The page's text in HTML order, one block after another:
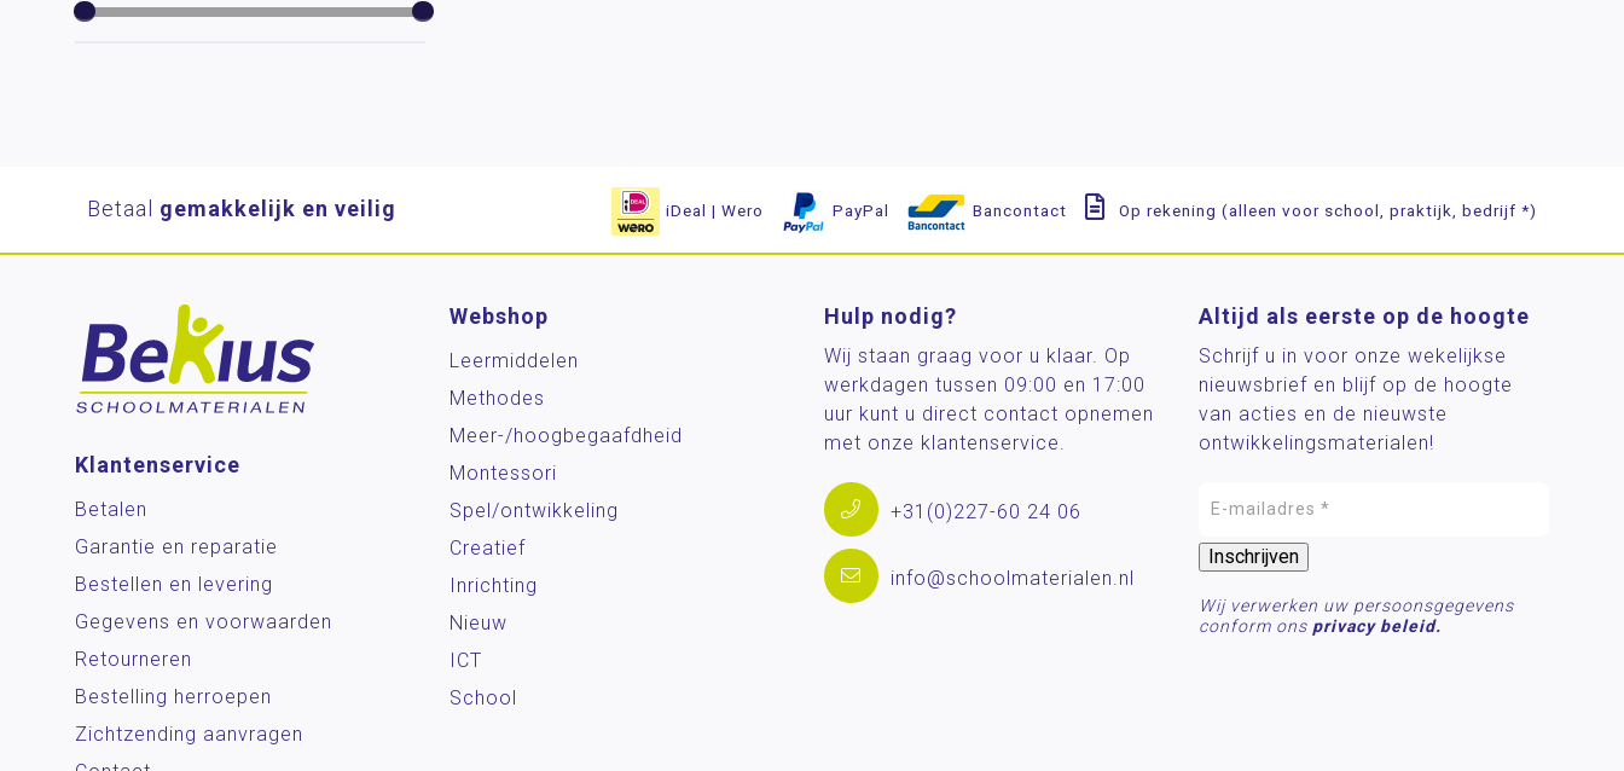
Betaal gemakkelijk en veilig iDeal | Wero PayPal Bancontact Op rekening (alleen voor school, praktijk, bedrijf *)
Klantenservice
Betalen
Garantie en reparatie
Bestellen en levering
Gegevens en voorwaarden
Retourneren
Bestelling herroepen
Zichtzending aanvragen
Webshop
Leermiddelen
Methodes
Meer-/hoog­begaafdheid
Montessori
Spel/ontwikkeling
Creatief
Inrichting
Nieuw
ICT
School
Hulp nodig?
Wij staan graag voor u klaar. Op
werkdagen tussen 09:00 en 17:00
uur kunt u direct contact opnemen
met onze klantenservice.
+31(0)227-60 24 06
info@schoolmaterialen.nl
Altijd als eerste op de hoogte
Schrijf u in voor onze wekelijkse
nieuwsbrief en blijf op de hoogte
van acties en de nieuwste
ontwikkelingsmaterialen!
Wij verwerken uw persoonsgegevens
conform ons privacy beleid.